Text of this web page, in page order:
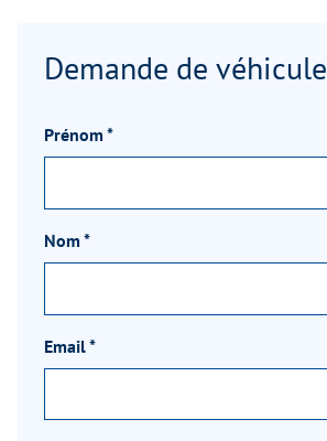
Demande de véhicule
Prénom *
Nom *
Email*